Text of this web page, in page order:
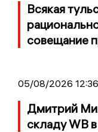
Всякая
совещание
05/08/2026 12:36
Дмитрий
складу WB